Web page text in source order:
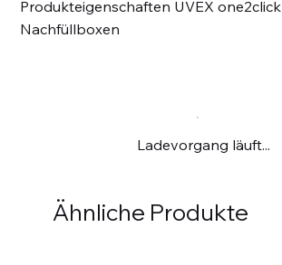
Produkteigenschaften UVEX one2click
Nachfüllboxen
Ladevorgang läuft...
Ähnliche Produkte